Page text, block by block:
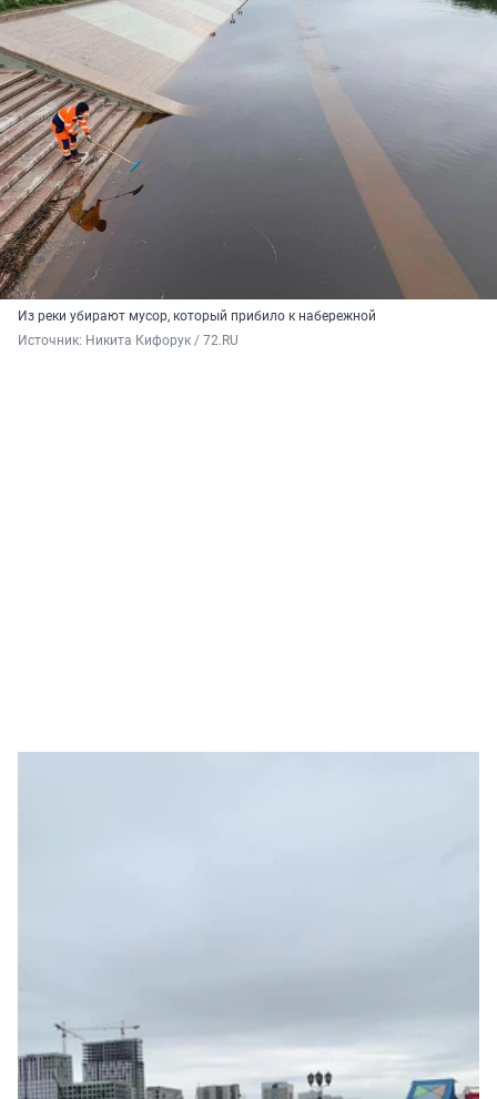
Из реки убирают мусор, который прибило к набережной
Источник: Никита Кифорук / 72.RU